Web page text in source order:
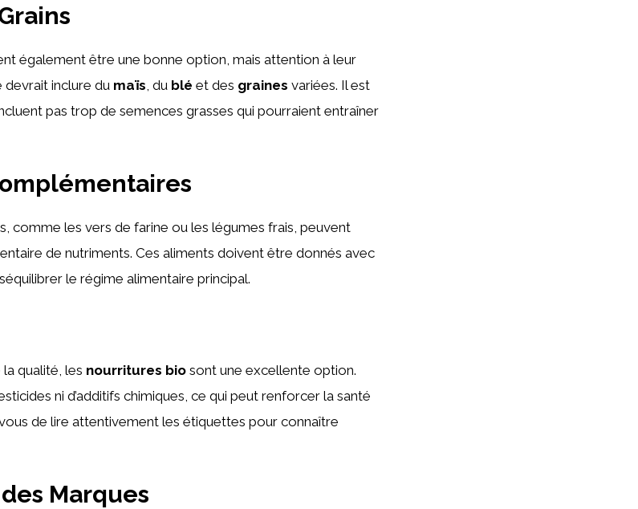
également être une bonne option, mais attention à leur
inclure du maïs , du blé et des graines variées. Il est
pas trop de semences grasses qui pourraient entraîner
comme les vers de farine ou les légumes frais, peuvent
de nutriments. Ces aliments doivent être donnés avec
le régime alimentaire principal.
qualité, les nourritures bio sont une excellente option.
ni d’additifs chimiques, ce qui peut renforcer la santé
de lire attentivement les étiquettes pour connaître
Marques